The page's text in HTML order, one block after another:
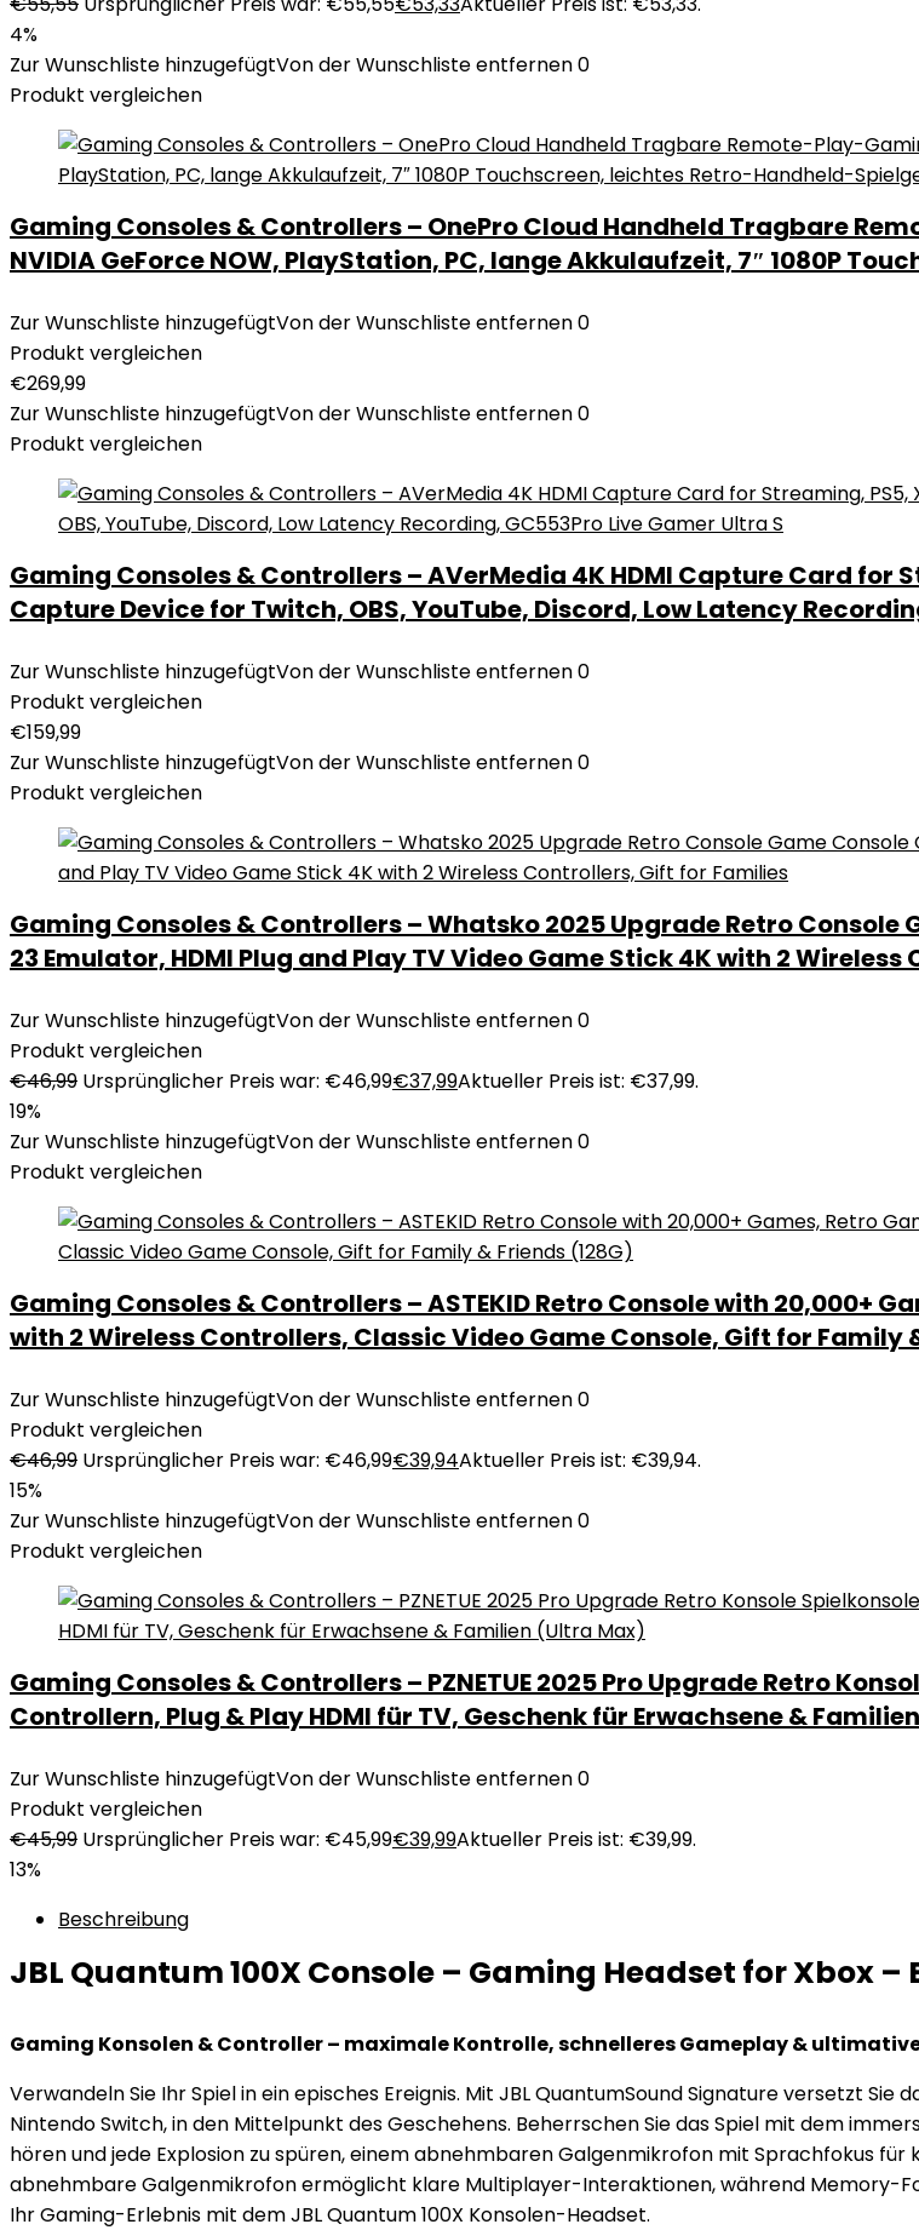
4%
Zur Wunschliste hinzugefügtVon der Wunschliste entfernen0
Produkt vergleichen
Gaming Consoles & Controllers – OnePro Cloud Handheld Tragbare
NVIDIA GeForce NOW, PlayStation, PC, lange Akkulaufzeit, 7″ 1080P
Zur Wunschliste hinzugefügtVon der Wunschliste entfernen0
Produkt vergleichen
€269,99
Zur Wunschliste hinzugefügtVon der Wunschliste entfernen0
Produkt vergleichen
Gaming Consoles & Controllers – AVerMedia 4K HDMI Capture Card for
Capture Device for Twitch, OBS, YouTube, Discord, Low Latency
Zur Wunschliste hinzugefügtVon der Wunschliste entfernen0
Produkt vergleichen
€159,99
Zur Wunschliste hinzugefügtVon der Wunschliste entfernen0
Produkt vergleichen
Gaming Consoles & Controllers – Whatsko 2025 Upgrade Retro Console
23 Emulator, HDMI Plug and Play TV Video Game Stick 4K with 2
Zur Wunschliste hinzugefügtVon der Wunschliste entfernen0
Produkt vergleichen
€46,99 Ursprünglicher Preis war: €46,99€37,99Aktueller Preis ist: €37,99.
19%
Zur Wunschliste hinzugefügtVon der Wunschliste entfernen0
Produkt vergleichen
Gaming Consoles & Controllers – ASTEKID Retro Console with 20,000+
with 2 Wireless Controllers, Classic Video Game Console, Gift for Family
Zur Wunschliste hinzugefügtVon der Wunschliste entfernen0
Produkt vergleichen
€46,99 Ursprünglicher Preis war: €46,99€39,94Aktueller Preis ist: €39,94.
15%
Zur Wunschliste hinzugefügtVon der Wunschliste entfernen0
Produkt vergleichen
Gaming Consoles & Controllers – PZNETUE 2025 Pro Upgrade Retro
Controllern, Plug & Play HDMI für TV, Geschenk für Erwachsene &
Zur Wunschliste hinzugefügtVon der Wunschliste entfernen0
Produkt vergleichen
€45,99 Ursprünglicher Preis war: €45,99€39,99Aktueller Preis ist: €39,99.
13%
Beschreibung
JBL Quantum 100X Console – Gaming Headset for Xbox –
Gaming Konsolen & Controller – maximale Kontrolle, schnelleres Gameplay &
Verwandeln Sie Ihr Spiel in ein episches Ereignis. Mit JBL QuantumSound Signature versetzt Sie
Nintendo Switch, in den Mittelpunkt des Geschehens. Beherrschen Sie das Spiel mit dem
hören und jede Explosion zu spüren, einem abnehmbaren Galgenmikrofon mit Sprachfokus
abnehmbare Galgenmikrofon ermöglicht klare Multiplayer-Interaktionen, während Memory-
Ihr Gaming-Erlebnis mit dem JBL Quantum 100X Konsolen-Headset.